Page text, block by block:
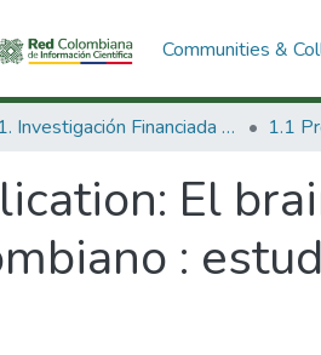
Communities &
1. Investigación Financiada con Recursos Públicos
El
: